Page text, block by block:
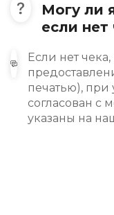
Могу ли
если нет
Если нет
печатью), при
согласован с
указаны на